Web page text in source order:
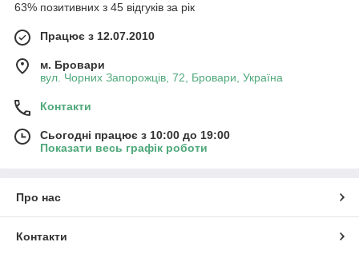
63% позитивних з 45 відгуків за рік
Працює з 12.07.2010
м. Бровари
вул. Чорних Запорожців, 72, Бровари, Україна
Контакти
Сьогодні працює з 10:00 до 19:00
Показати весь графік роботи
Про нас
Контакти